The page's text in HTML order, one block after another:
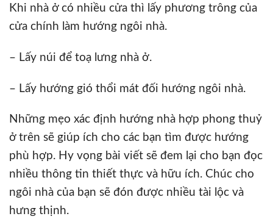
Khi nhà ở có nhiều cửa thì lấy phương trông của
cửa chính làm hướng ngôi nhà.
– Lấy núi để toạ lưng nhà ở.
– Lấy hướng gió thổi mát đối hướng ngôi nhà.
Những mẹo xác định hướng nhà hợp phong thuỷ
ở trên sẽ giúp ích cho các bạn tìm được hướng
phù hợp. Hy vọng bài viết sẽ đem lại cho bạn đọc
nhiều thông tin thiết thực và hữu ích. Chúc cho
ngôi nhà của bạn sẽ đón được nhiều tài lộc và
hưng thịnh.